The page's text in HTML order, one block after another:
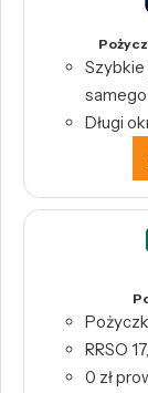
Długi
RRSO
0 zł